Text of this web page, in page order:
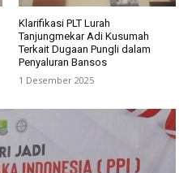
Klarifikasi PLT Lurah
Tanjungmekar Adi Kusumah
Terkait Dugaan Pungli dalam
Penyaluran Bansos
1 Desember 2025